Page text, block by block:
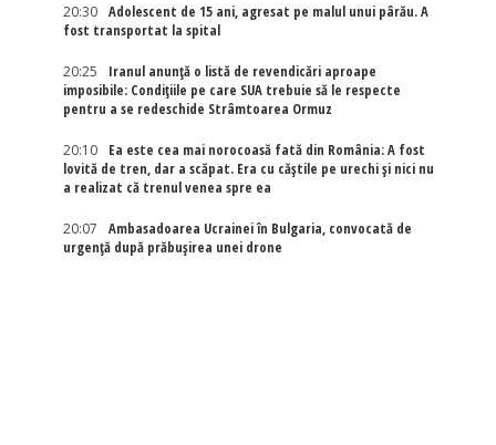
20:30
Adolescent de 15 ani, agresat pe malul unui pârău. A
fost transportat la spital
20:25
Iranul anunță o listă de revendicări aproape
imposibile: Condițiile pe care SUA trebuie să le respecte
pentru a se redeschide Strâmtoarea Ormuz
20:10
Ea este cea mai norocoasă fată din România: A fost
lovită de tren, dar a scăpat. Era cu căștile pe urechi și nici nu
a realizat că trenul venea spre ea
20:07
Ambasadoarea Ucrainei în Bulgaria, convocată de
urgență după prăbușirea unei drone